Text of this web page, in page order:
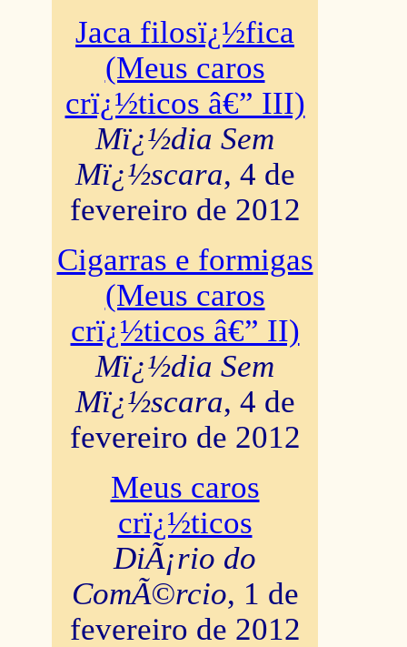
Jaca filosï¿½fica
(Meus caros
crï¿½ticos â€” III)
Mï¿½dia Sem
Mï¿½scara, 4 de
fevereiro de 2012
Cigarras e formigas
(Meus caros
crï¿½ticos â€” II)
Mï¿½dia Sem
Mï¿½scara, 4 de
fevereiro de 2012
Meus caros
crï¿½ticos
DiÃ¡rio do
ComÃ©rcio, 1 de
fevereiro de 2012